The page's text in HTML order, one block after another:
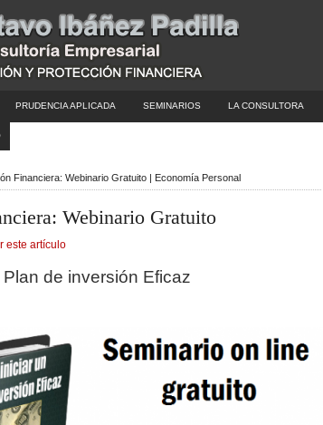
PRUDENCIA APLICADA SEMINARIOS LA CONSULTORA
Financiera: Webinario Gratuito | Economía Personal
Webinario Gratuito
este artículo
de inversión Eficaz